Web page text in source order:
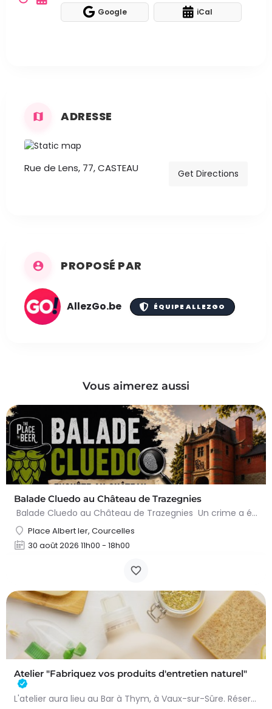
Google iCal
ADRESSE
Rue de Lens, 77, CASTEAU Get Directions
PROPOSÉ PAR
AllezGo.be ÉQUIPE ALLEZGO
Vous aimerez aussi
Balade Cluedo au Château de Trazegnies
Balade Cluedo au Château de Trazegnies Un crime a été commis au Château de Trazegnies… À vous de résoudre…
Place Albert Ier, Courcelles
30 août 2026 11h00 - 18h00
Atelier "Fabriquez vos produits d'entretien naturel"
L'atelier aura lieu au Bar à Thym, à Vaux-sur-Sûre. Réservation :